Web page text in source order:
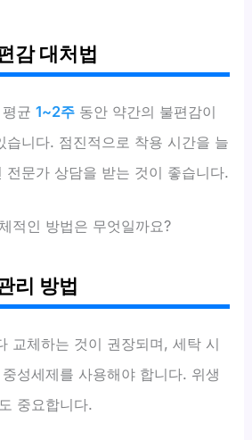
감 대처법
평균1~2주 동안 약간의 불편감이
습니다. 점진적으로 착용 시간을 늘
전문가 상담을 받는 것이 좋습니다.
적인 방법은 무엇일까요?
리 방법
교체하는 것이 권장되며, 세탁 시
성세제를 사용해야 합니다. 위생
중요합니다.